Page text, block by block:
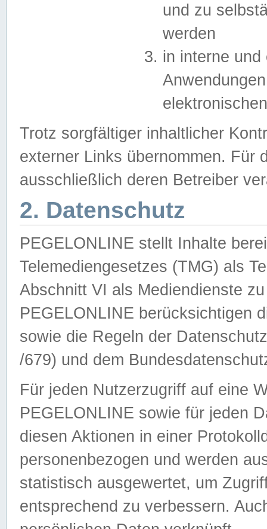
und zu
werden
in interne
Trotz sorgfältiger inhaltlicher
externer Links übernommen. Für
ausschließlich deren Betreiber
2. Datenschutz
PEGELONLINE stellt Inhalte
Telemediengesetzes (TMG) als
Abschnitt VI als Mediendienste
PEGELONLINE berücksichtigen
sowie die Regeln der
/679) und dem
Für jeden Nutzerzugriff auf eine
PEGELONLINE sowie für jeden
diesen Aktionen in einer
personenbezogen und werden
statistisch ausgewertet, um
entsprechend zu verbessern.